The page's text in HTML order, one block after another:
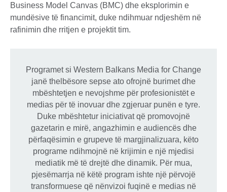
Business Model Canvas (BMC) dhe eksplorimin e
mundësive të financimit, duke ndihmuar ndjeshëm në
rafinimin dhe rritjen e projektit tim.
Programet si Western Balkans Media for Change
janë thelbësore sepse ato ofrojnë burimet dhe
mbështetjen e nevojshme për profesionistët e
medias për të inovuar dhe zgjeruar punën e tyre.
Duke mbështetur iniciativat që promovojnë
gazetarin e mirë, angazhimin e audiencës dhe
përfaqësimin e grupeve të margjinalizuara, këto
programe ndihmojnë në krijimin e një mjedisi
mediatik më të drejtë dhe dinamik. Për mua,
pjesëmarrja në këtë program ishte një përvojë
transformuese që nënvizoi fuqinë e medias në